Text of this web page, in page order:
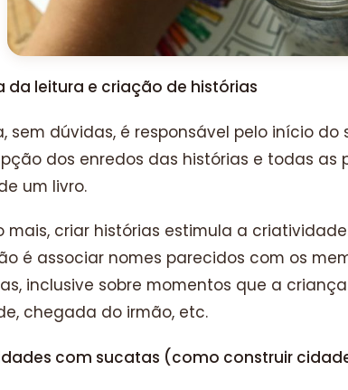
da leitura e criação de histórias
sem dúvidas, é responsável pelo início
dos enredos das histórias e todas as
um livro.
mais, criar histórias estimula a
é associar nomes parecidos com os
inclusive sobre momentos que a
chegada do irmão, etc.
com sucatas (como construir